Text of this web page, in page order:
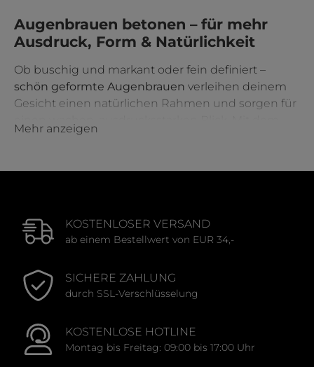
Augenbrauen betonen – für mehr
Ausdruck, Form & Natürlichkeit
Ob buschig und markant oder fein definiert –
schön geformte Augenbrauen verleihen deinem
Gesicht einen natürlichen Rahmen und sorgen für
passenden Augenbrauen-Make-up kannst du
ganz neu stylen. Auch bei spärlichem Haarwuchs
und typgerecht.
Für perfekte Augenbrauen kommt es auf die
feiner
Augenbrauenstift
eignet sich ideal, um
einzelne Härchen nachzuzeichnen – für einen
besonders natürlichen Look. Wenn du deine
Mehr anzeigen
KOSTENLOSER VERSAND
ab einem Bestellwert von EUR 34,-
SICHERE ZAHLUNG
durch SSL-Verschlüsselung
KOSTENLOSE HOTLINE
Montag bis Freitag: 09:00 bis 17:00 Uhr